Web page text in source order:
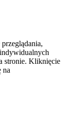
stronie. Kliknięcie
na